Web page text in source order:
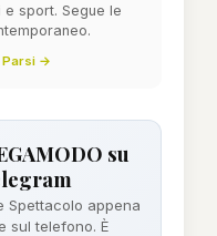
sport. Segue le
Parsi →
su
Spettacolo appena
sul telefono. È